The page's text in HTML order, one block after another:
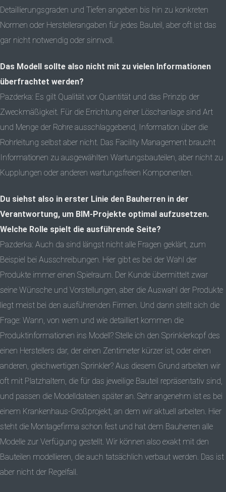
Detaillierungsgraden und Tiefen angeben bis hin zu konkreten
Normen oder Herstellerangaben für jedes Bauteil, aber oft ist das
gar nicht notwendig oder sinnvoll.
Das Modell sollte also nicht mit zu vielen Informationen
überfrachtet werden?
Pazderka: Es gilt Qualität vor Quantität und das Prinzip der
Zweckmäßigkeit. Für die Errichtung einer Löschanlage sind Art
und Menge der Rohre ausschlaggebend, Information über die
Rohrleitung selbst aber nicht. Das Facility Management braucht
Informationen zu ausgewählten Wartungsbauteilen, aber nicht zu
Kupplungen oder anderen wartungsfreien Komponenten.
Du siehst also in erster Linie den Bauherren in der
Verantwortung, um BIM-Projekte optimal aufzusetzen.
Welche Rolle spielt die ausführende Seite?
Pazderka: Auch da sind längst nicht alle Fragen geklärt, zum
Beispiel bei Ausschreibungen. Hier gibt es bei der Wahl der
Produkte immer einen Spielraum. Der Kunde übermittelt zwar
seine Wünsche und Vorstellungen, aber die Auswahl der Produkte
liegt meist bei den ausführenden Firmen. Und dann stellt sich die
Frage: Wann, von wem und wie detailliert kommen die
Produktinformationen ins Modell? Stelle ich den Sprinklerkopf des
einen Herstellers dar, der einen Zentimeter kürzer ist, oder einen
anderen, gleichwertigen Sprinkler? Aus diesem Grund arbeiten wir
oft mit Platzhaltern, die für das jeweilige Bauteil repräsentativ sind,
und passen die Modelldateien später an. Sehr angenehm ist es bei
einem Krankenhaus-Großprojekt, an dem wir aktuell arbeiten. Hier
steht die Montagefirma schon fest und hat dem Bauherren alle
Modelle zur Verfügung gestellt. Wir können also exakt mit den
Bauteilen modellieren, die auch tatsächlich verbaut werden. Das ist
aber nicht der Regelfall.